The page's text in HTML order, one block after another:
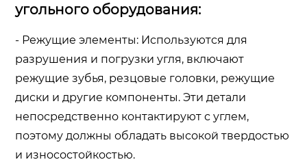
угольного оборудования:
- Режущие элементы: Используются для
разрушения и погрузки угля, включают
режущие зубья, резцовые головки, режущие
диски и другие компоненты. Эти детали
непосредственно контактируют с углем,
поэтому должны обладать высокой твердостью
и износостойкостью.